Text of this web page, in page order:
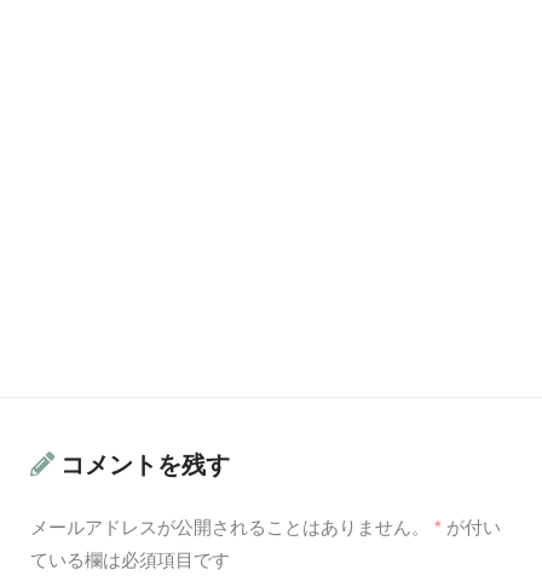
コメントを残す
メールアドレスが公開されることはありません。 * が付い
ている欄は必須項目です